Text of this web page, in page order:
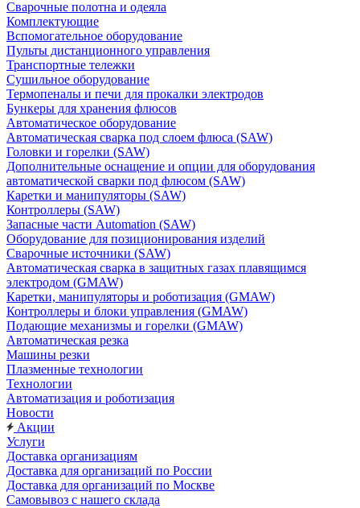
Сварочные полотна и одеяла
Комплектующие
Вспомогательное оборудование
Пульты дистанционного управления
Транспортные тележки
Сушильное оборудование
Термопеналы и печи для прокалки электродов
Бункеры для хранения флюсов
Автоматическое оборудование
Автоматическая сварка под слоем флюса (SAW)
Головки и горелки (SAW)
Дополнительные оснащение и опции для оборудования
автоматической сварки под флюсом (SAW)
Каретки и манипуляторы (SAW)
Контроллеры (SAW)
Запасные части Automation (SAW)
Оборудование для позиционирования изделий
Сварочные источники (SAW)
Автоматическая сварка в защитных газах плавящимся
электродом (GMAW)
Каретки, манипуляторы и роботизация (GMAW)
Контроллеры и блоки управления (GMAW)
Подающие механизмы и горелки (GMAW)
Автоматическая резка
Машины резки
Плазменные технологии
Технологии
Автоматизация и роботизация
Новости
Акции
Услуги
Доставка организациям
Доставка для организаций по России
Доставка для организаций по Москве
Самовывоз с нашего склада